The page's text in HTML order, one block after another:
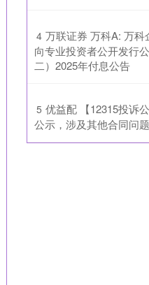
4 万联证券 万科A: 万
向专业投资者公开发行
二）2025年付息公告
5 优益配 【12315投诉
公示，涉及其他合同问